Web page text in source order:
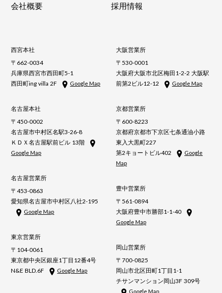
会社概要
採用情報
西宮本社
〒662-0034
兵庫県西宮市西田町5-1
西田町ing villa 2F
Google Map
名古屋本社
〒450-0002
名古屋市中村区名駅3-26-8
ＫＤＸ名古屋駅前ビル 13階
Google Map
名古屋営業所
〒453-0863
愛知県名古屋市中村区八社2-195
Google Map
東京営業所
〒104-0061
東京都中央区銀座1丁目12番4号
N&E BLD.6F
Google Map
大阪営業所
〒530-0001
大阪府大阪市北区梅田1-2-2 大阪駅
前第2ビル12-12
Google Map
京都営業所
〒600-8223
京都府京都市下京区七条通油小路
東入大黒町227
第2キョートビル402
Google
Map
豊中営業所
〒561-0894
大阪府豊中市勝部1-1-40
Google Map
岡山営業所
〒700-0825
岡山市北区田町1丁目1-1
チサンマンション岡山3F 309号